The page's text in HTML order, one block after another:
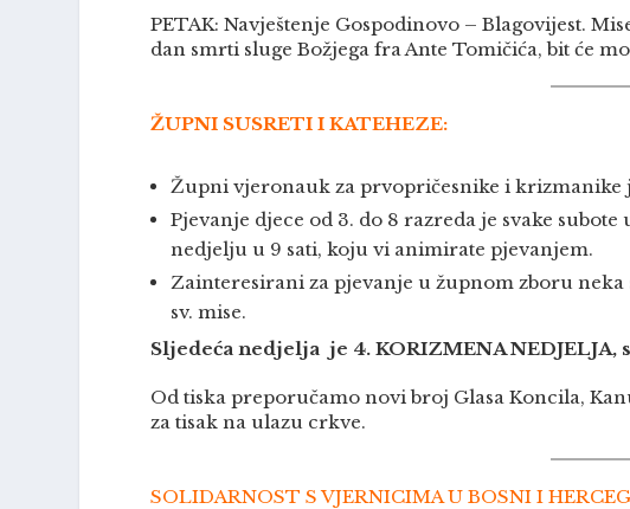
PETAK: Navještenje Gospodinovo – Blagovijest.
dan smrti sluge Božjega fra Ante Tomičića, bit će
ŽUPNI SUSRETI I KATEHEZE:
Župni vjeronauk za prvopričesnike i krizmanike
Pjevanje djece od 3. do 8 razreda je svake
nedjelju u 9 sati, koju vi animirate pjevanjem.
Zainteresirani za pjevanje u župnom zboru
sv. mise.
Sljedeća nedjelja je 4. KORIZMENA NEDJELJA,
Od tiska preporučamo novi broj Glasa Koncila,
za tisak na ulazu crkve.
SOLIDARNOST S VJERNICIMA U BOSNI I